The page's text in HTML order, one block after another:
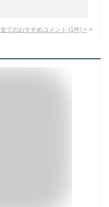
全てのおすすめコメント (1 件) >